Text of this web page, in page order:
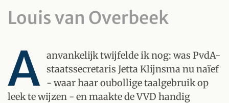
Louis van Overbeek
A anvankelijk twijfelde ik nog: was PvdA-
staatssecretaris Jetta Klijnsma nu naïef
- waar haar oubollige taalgebruik op
leek te wijzen - en maakte de VVD handig